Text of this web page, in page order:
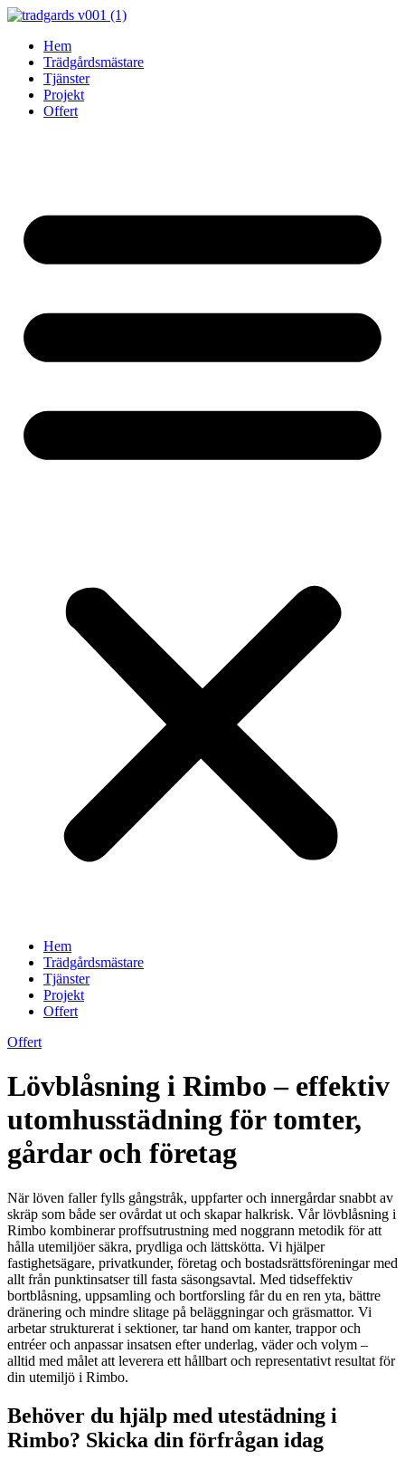
Skip
contentHem
Trädgårdsmästare
Tjänster
Projekt
Offert
Hem
Trädgårdsmästare
Tjänster
Projekt
Offert
Offert
Lövblåsning i Rimbo – effektiv
utomhusstädning för tomter,
gårdar och företag
När löven faller fylls gångstråk, uppfarter och innergårdar snabbt av
skräp som både ser ovårdat ut och skapar halkrisk. Vår lövblåsning i
Rimbo kombinerar proffsutrustning med noggrann metodik för att
hålla utemiljöer säkra, prydliga och lättskötta. Vi hjälper
fastighetsägare, privatkunder, företag och bostadsrättsföreningar med
allt från punktinsatser till fasta säsongsavtal. Med tidseffektiv
bortblåsning, uppsamling och bortforsling får du en ren yta, bättre
dränering och mindre slitage på beläggningar och gräsmattor. Vi
arbetar strukturerat i sektioner, tar hand om kanter, trappor och
entréer och anpassar insatsen efter underlag, väder och volym –
alltid med målet att leverera ett hållbart och representativt resultat för
din utemiljö i Rimbo.
Behöver du hjälp med utestädning i
Rimbo? Skicka din förfrågan idag